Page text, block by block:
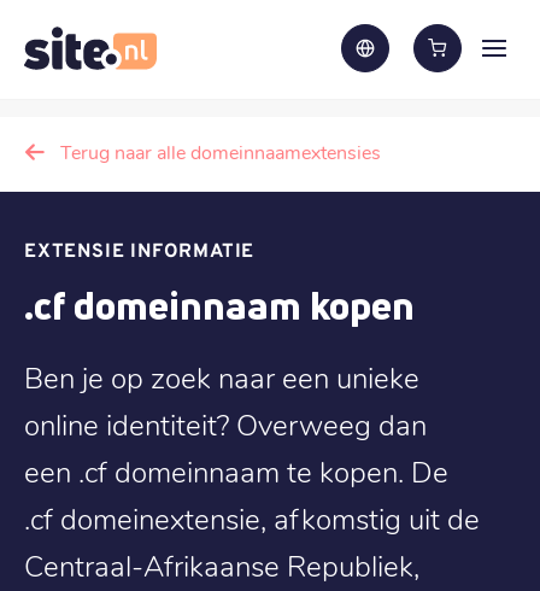
Terug naar alle domeinnaamextensies
EXTENSIE INFORMATIE
.cf domeinnaam kopen
Ben je op zoek naar een unieke
online identiteit? Overweeg dan
een .cf domeinnaam te kopen. De
.cf domeinextensie, afkomstig uit de
Centraal-Afrikaanse Republiek,